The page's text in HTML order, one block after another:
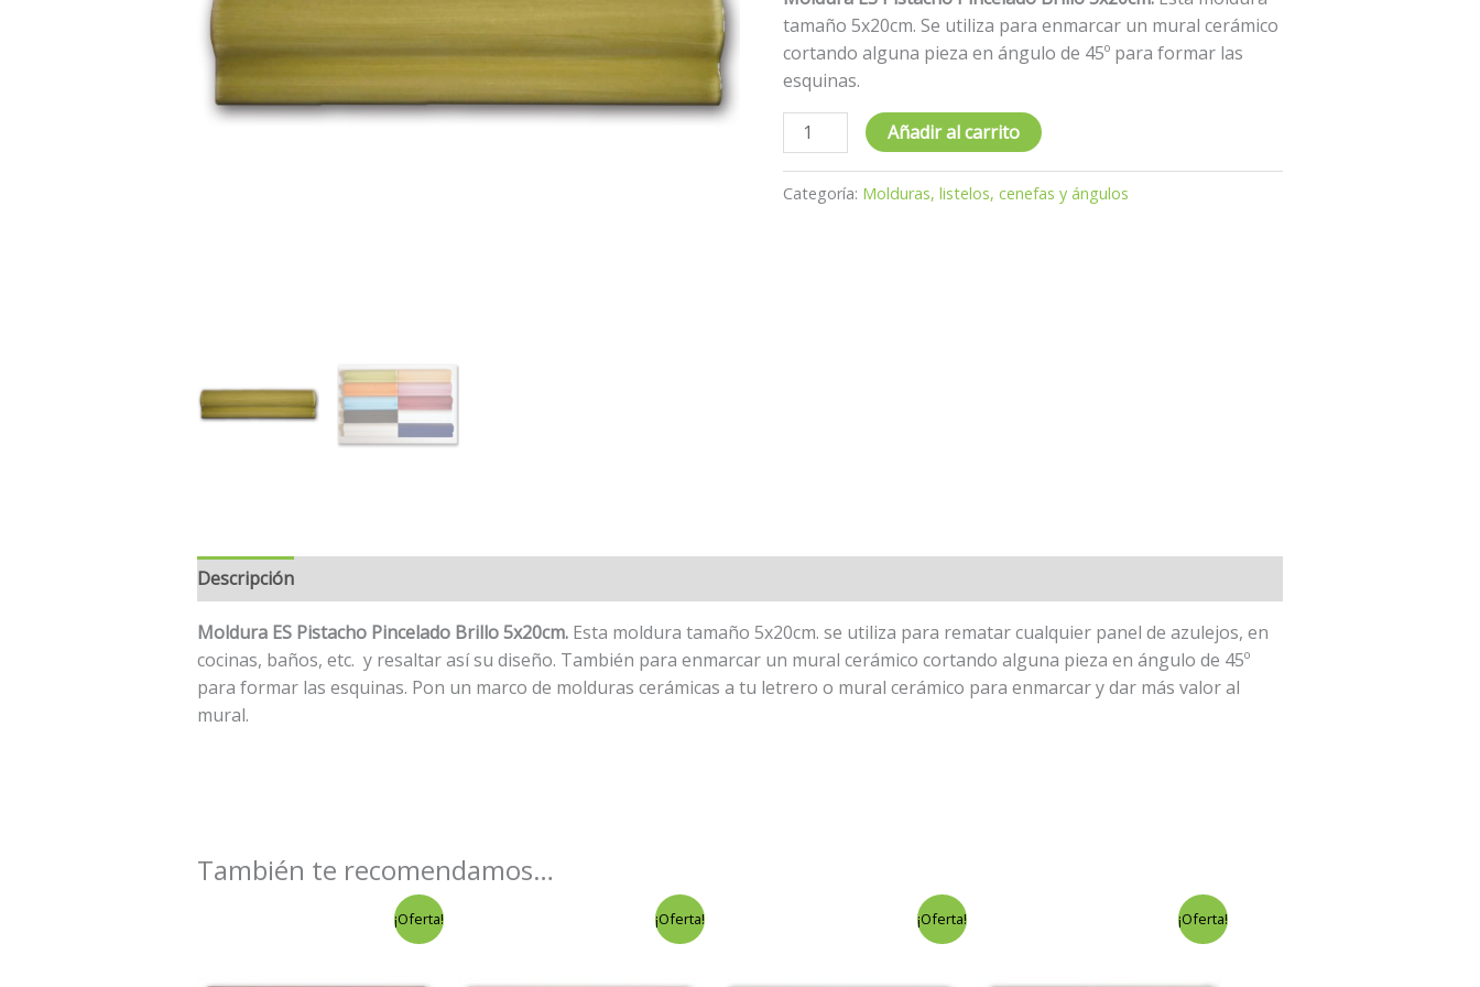
tamaño 5x20cm. Se utiliza para enmarcar un mural cerámico
cortando alguna pieza en ángulo de 45º para formar las
esquinas.
Añadir al carrito
Categoría: Molduras, listelos, cenefas y ángulos
Descripción
Moldura ES Pistacho Pincelado Brillo 5x20cm.Esta moldura tamaño 5x20cm. se utiliza para rematar cualquier panel de azulejos, en
cocinas, baños, etc. y resaltar así su diseño. También para enmarcar un mural cerámico cortando alguna pieza en ángulo de 45º
para formar las esquinas. Pon un marco de molduras cerámicas a tu letrero o mural cerámico para enmarcar y dar más valor al
mural.
También te recomendamos…
¡Oferta!
precio
¡Oferta!
precio
¡Oferta!
precio
¡Oferta!
precio